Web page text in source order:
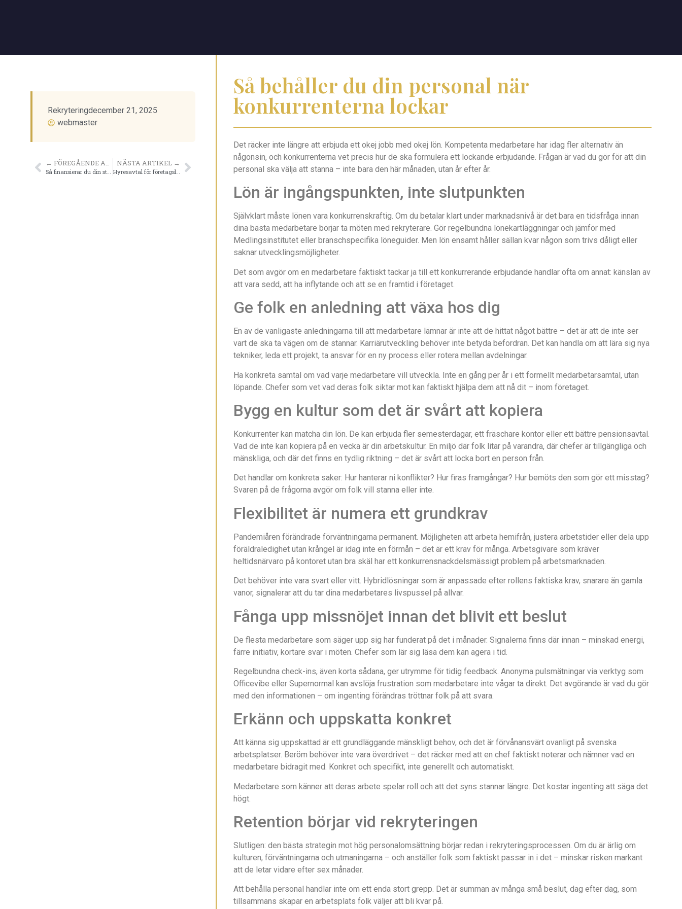
Rekryteringdecember 21, 2025
webmaster
Så finansierar du din startup utan riskkapital
NÄSTA ARTIKEL →
Hyresavtal för företagslokaler
Så behåller du din personal när
konkurrenterna lockar
Det räcker inte längre att erbjuda ett okej jobb med okej lön. Kompetenta medarbetare har idag fler alternativ än
någonsin, och konkurrenterna vet precis hur de ska formulera ett lockande erbjudande. Frågan är vad du gör för att din
personal ska välja att stanna – inte bara den här månaden, utan år efter år.
Lön är ingångspunkten, inte slutpunkten
Självklart måste lönen vara konkurrenskraftig. Om du betalar klart under marknadsnivå är det bara en tidsfråga innan
dina bästa medarbetare börjar ta möten med rekryterare. Gör regelbundna lönekartläggningar och jämför med
Medlingsinstitutet eller branschspecifika löneguider. Men lön ensamt håller sällan kvar någon som trivs dåligt eller
saknar utvecklingsmöjligheter.
Det som avgör om en medarbetare faktiskt tackar ja till ett konkurrerande erbjudande handlar ofta om annat: känslan av
att vara sedd, att ha inflytande och att se en framtid i företaget.
Ge folk en anledning att växa hos dig
En av de vanligaste anledningarna till att medarbetare lämnar är inte att de hittat något bättre – det är att de inte ser
vart de ska ta vägen om de stannar. Karriärutveckling behöver inte betyda befordran. Det kan handla om att lära sig nya
tekniker, leda ett projekt, ta ansvar för en ny process eller rotera mellan avdelningar.
Ha konkreta samtal om vad varje medarbetare vill utveckla. Inte en gång per år i ett formellt medarbetarsamtal, utan
löpande. Chefer som vet vad deras folk siktar mot kan faktiskt hjälpa dem att nå dit – inom företaget.
Bygg en kultur som det är svårt att kopiera
Konkurrenter kan matcha din lön. De kan erbjuda fler semesterdagar, ett fräschare kontor eller ett bättre pensionsavtal.
Vad de inte kan kopiera på en vecka är din arbetskultur. En miljö där folk litar på varandra, där chefer är tillgängliga och
mänskliga, och där det finns en tydlig riktning – det är svårt att locka bort en person från.
Det handlar om konkreta saker: Hur hanterar ni konflikter? Hur firas framgångar? Hur bemöts den som gör ett misstag?
Svaren på de frågorna avgör om folk vill stanna eller inte.
Flexibilitet är numera ett grundkrav
Pandemiåren förändrade förväntningarna permanent. Möjligheten att arbeta hemifrån, justera arbetstider eller dela upp
föräldraledighet utan krångel är idag inte en förmån – det är ett krav för många. Arbetsgivare som kräver
heltidsnärvaro på kontoret utan bra skäl har ett konkurrensnackdelsmässigt problem på arbetsmarknaden.
Det behöver inte vara svart eller vitt. Hybridlösningar som är anpassade efter rollens faktiska krav, snarare än gamla
vanor, signalerar att du tar dina medarbetares livspussel på allvar.
Fånga upp missnöjet innan det blivit ett beslut
De flesta medarbetare som säger upp sig har funderat på det i månader. Signalerna finns där innan – minskad energi,
färre initiativ, kortare svar i möten. Chefer som lär sig läsa dem kan agera i tid.
Regelbundna check-ins, även korta sådana, ger utrymme för tidig feedback. Anonyma pulsmätningar via verktyg som
Officevibe eller Supernormal kan avslöja frustration som medarbetare inte vågar ta direkt. Det avgörande är vad du gör
med den informationen – om ingenting förändras tröttnar folk på att svara.
Erkänn och uppskatta konkret
Att känna sig uppskattad är ett grundläggande mänskligt behov, och det är förvånansvärt ovanligt på svenska
arbetsplatser. Beröm behöver inte vara överdrivet – det räcker med att en chef faktiskt noterar och nämner vad en
medarbetare bidragit med. Konkret och specifikt, inte generellt och automatiskt.
Medarbetare som känner att deras arbete spelar roll och att det syns stannar längre. Det kostar ingenting att säga det
högt.
Retention börjar vid rekryteringen
Slutligen: den bästa strategin mot hög personalomsättning börjar redan i rekryteringsprocessen. Om du är ärlig om
kulturen, förväntningarna och utmaningarna – och anställer folk som faktiskt passar in i det – minskar risken markant
att de letar vidare efter sex månader.
Att behålla personal handlar inte om ett enda stort grepp. Det är summan av många små beslut, dag efter dag, som
tillsammans skapar en arbetsplats folk väljer att bli kvar på.